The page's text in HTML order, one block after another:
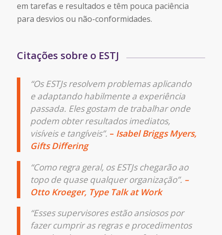
em tarefas e resultados e têm pouca paciência
para desvios ou não-conformidades.
Citações sobre o ESTJ
“Os ESTJs resolvem problemas aplicando
e adaptando habilmente a experiência
passada. Eles gostam de trabalhar onde
podem obter resultados imediatos,
visíveis e tangíveis”. – Isabel Briggs Myers,
Gifts Differing
“Como regra geral, os ESTJs chegarão ao
topo de quase qualquer organização”. –
Otto Kroeger, Type Talk at Work
“Esses supervisores estão ansiosos por
fazer cumprir as regras e procedimentos